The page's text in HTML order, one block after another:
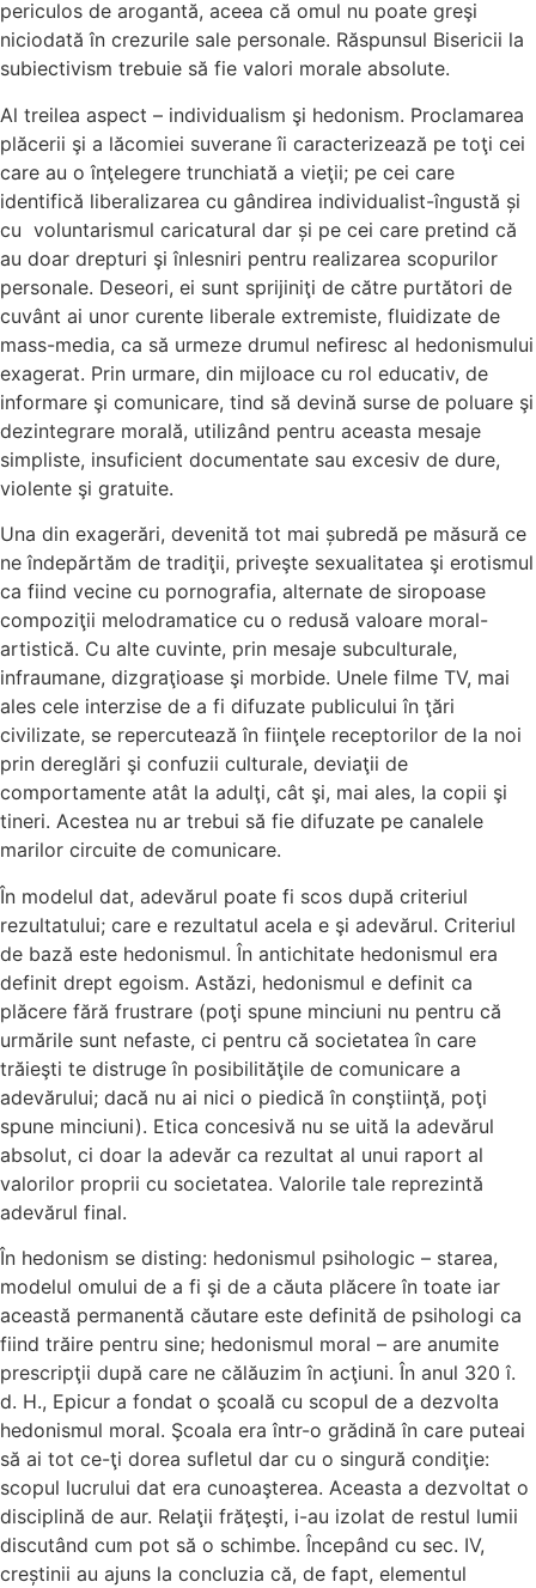
periculos de arogantă, aceea că omul nu poate greşi
niciodată în crezurile sale personale. Răspunsul Bisericii la
subiectivism trebuie să fie valori morale absolute.
Al treilea aspect – individualism şi hedonism. Proclamarea
plăcerii şi a lăcomiei suverane îi caracterizează pe toţi cei
care au o înţelegere trunchiată a vieţii; pe cei care
identifică liberalizarea cu gândirea individualist-îngustă și
cu voluntarismul caricatural dar și pe cei care pretind că
au doar drepturi şi înlesniri pentru realizarea scopurilor
personale. Deseori, ei sunt sprijiniţi de către purtători de
cuvânt ai unor curente liberale extremiste, fluidizate de
mass-media, ca să urmeze drumul nefiresc al hedonismului
exagerat. Prin urmare, din mijloace cu rol educativ, de
informare şi comunicare, tind să devină surse de poluare şi
dezintegrare morală, utilizând pentru aceasta mesaje
simpliste, insuficient documentate sau excesiv de dure,
violente şi gratuite.
Una din exagerări, devenită tot mai șubredă pe măsură ce
ne îndepărtăm de tradiţii, priveşte sexualitatea şi erotismul
ca fiind vecine cu pornografia, alternate de siropoase
compoziţii melodramatice cu o redusă valoare moral-
artistică. Cu alte cuvinte, prin mesaje subculturale,
infraumane, dizgraţioase şi morbide. Unele filme TV, mai
ales cele interzise de a fi difuzate publicului în ţări
civilizate, se repercutează în fiinţele receptorilor de la noi
prin dereglări şi confuzii culturale, deviaţii de
comportamente atât la adulţi, cât şi, mai ales, la copii şi
tineri. Acestea nu ar trebui să fie difuzate pe canalele
marilor circuite de comunicare.
În modelul dat, adevărul poate fi scos după criteriul
rezultatului; care e rezultatul acela e şi adevărul. Criteriul
de bază este hedonismul. În antichitate hedonismul era
definit drept egoism. Astăzi, hedonismul e definit ca
plăcere fără frustrare (poţi spune minciuni nu pentru că
urmările sunt nefaste, ci pentru că societatea în care
trăieşti te distruge în posibilităţile de comunicare a
adevărului; dacă nu ai nici o piedică în conştiinţă, poţi
spune minciuni). Etica concesivă nu se uită la adevărul
absolut, ci doar la adevăr ca rezultat al unui raport al
valorilor proprii cu societatea. Valorile tale reprezintă
adevărul final.
În hedonism se disting: hedonismul psihologic – starea,
modelul omului de a fi şi de a căuta plăcere în toate iar
această permanentă căutare este definită de psihologi ca
fiind trăire pentru sine; hedonismul moral – are anumite
prescripţii după care ne călăuzim în acţiuni. În anul 320 î.
d. H., Epicur a fondat o şcoală cu scopul de a dezvolta
hedonismul moral. Şcoala era într-o grădină în care puteai
să ai tot ce-ţi dorea sufletul dar cu o singură condiţie:
scopul lucrului dat era cunoaşterea. Aceasta a dezvoltat o
disciplină de aur. Relaţii frăţeşti, i-au izolat de restul lumii
discutând cum pot să o schimbe. Începând cu sec. IV,
creștinii au ajuns la concluzia că, de fapt, elementul